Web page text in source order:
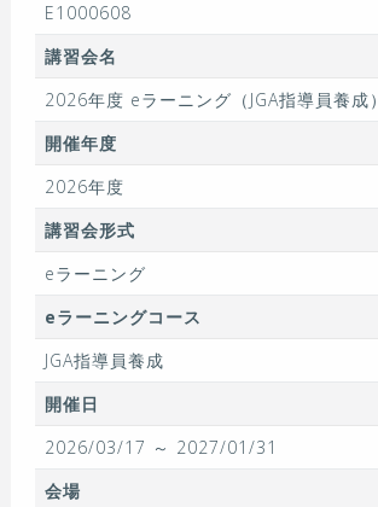
E1000608
講習会名
2026年度 eラーニング（JGA指導員養成）
開催年度
2026年度
講習会形式
eラーニング
eラーニングコース
JGA指導員養成
開催日
2026/03/17 ～ 2027/01/31
会場